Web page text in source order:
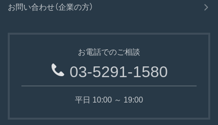
お問い合わせ（企業の方）
お電話でのご相談
03-5291-1580
平日 10:00 ～ 19:00